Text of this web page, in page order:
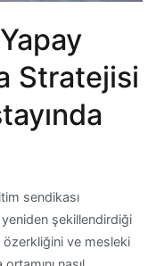
Stratejisi
sendikası
şekillendirdiği
özerkliğini ve mesleki